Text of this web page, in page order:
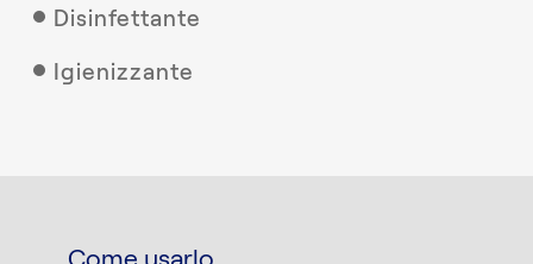
Disinfettante
Igienizzante